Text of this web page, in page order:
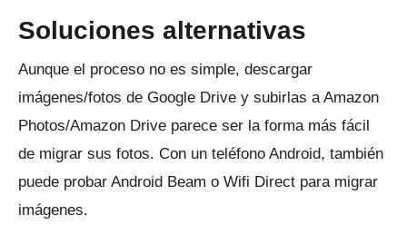
Soluciones alternativas
Aunque el proceso no es simple, descargar
imágenes/fotos de Google Drive y subirlas a Amazon
Photos/Amazon Drive parece ser la forma más fácil
de migrar sus fotos. Con un teléfono Android, también
puede probar Android Beam o Wifi Direct para migrar
imágenes.